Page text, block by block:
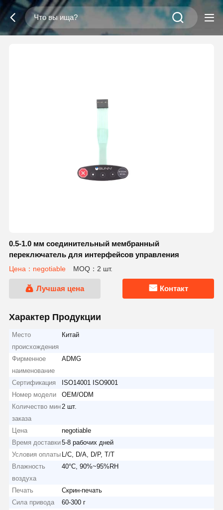
0.5-1.0 мм соединительный мембранный
переключатель для интерфейсов управления
Цена：negotiable MOQ：2 шт.
Лучшая цена Контакт
Характер Продукции
Место
происхождения
Китай
Фирменное
наименование
ADMG
Сертификация
ISO14001 ISO9001
Номер модели
OEM/ODM
Количество мин
заказа
2 шт.
Цена
negotiable
Время доставки5-8 рабочих дней
Условия оплаты L/C, D/A, D/P, T/T
Влажность
воздуха
40°C, 90%~95%RH
Печать
Скрин-печать
Сила привода
60-300 г